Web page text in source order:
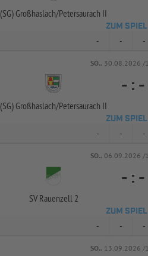
(SG) Großhaslach/Petersaurach II
ZUM SPIEL
- - -
SO.. 30.08.2026 /
(SG) Großhaslach/Petersaurach II
- : -
ZUM SPIEL
- - -
SO.. 06.09.2026 /
SV Rauenzell 2
- : -
ZUM SPIEL
- - -
SO.. 13.09.2026 /